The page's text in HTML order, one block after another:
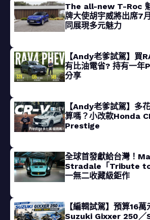
The all-new T-Roc
牌大使胡宇威將出席7
同展現多元魅力
【Andy老爹試駕】買
有比油電省? 持有一年
分享
【Andy老爹試駕】多
算嗎？小改款Honda
Prestige
全球首發獻給台灣！
Stradale「Tribute to
一無二收藏級鉅作
【編輯試駕】預算16
Suzuki Gixxer 250／